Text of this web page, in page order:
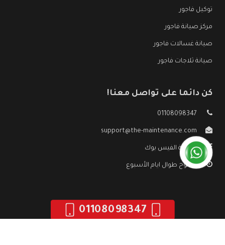
توكيل فاجور
مركز صيانة فاجور
صيانة غسالات فاجور
صيانة ثلاجات فاجور
كن دائما على تواصل معنا!
01108098347
support@the-maintenance.com
صفحة الفيس بوك
مفتوح طوال ايام الأسبوع
01108098347